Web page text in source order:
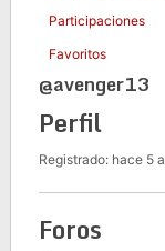
Participaciones
Favoritos
@avenger13
Perfil
Registrado: hace 5
Foros